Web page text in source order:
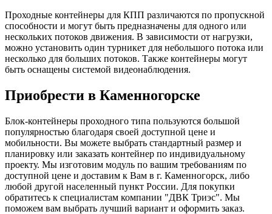
Проходные контейнеры для КПП различаются по пропускной
способности и могут быть предназначены для одного или
нескольких потоков движения. В зависимости от нагрузки,
можно установить один турникет для небольшого потока или
несколько для больших потоков. Также контейнеры могут
быть оснащены системой видеонаблюдения.
Приобрести в Каменногорске
Блок-контейнеры проходного типа пользуются большой
популярностью благодаря своей доступной цене и
мобильности. Вы можете выбрать стандартный размер и
планировку или заказать контейнер по индивидуальному
проекту. Мы изготовим модуль по вашим требованиям по
доступной цене и доставим к Вам в г. Каменногорск, либо
любой другой населенный пункт России. Для покупки
обратитесь к специалистам компании "ДВК Триэс". Мы
поможем вам выбрать лучший вариант и оформить заказ.